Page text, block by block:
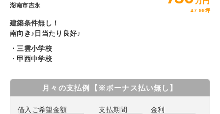
湖南市吉永
47.99坪
建築条件無し！
南向き♪日当たり良好♪
・三雲小学校
・甲西中学校
月々の支払例 【※ボーナス払い無し】
借入ご希望金額 支払期間 金利